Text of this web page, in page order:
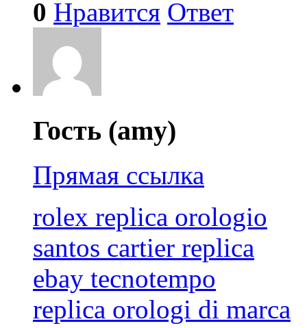
0 Нравится Ответ
Гость (amy)
Прямая ссылка
rolex replica orologio
santos cartier replica
ebay tecnotempo
replica orologi di marca